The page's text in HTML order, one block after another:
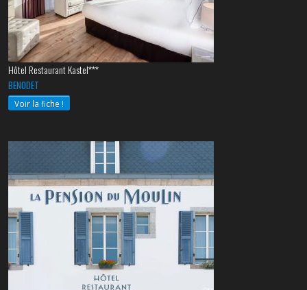
Hôtel Restaurant Kastel***
BENODET
Voir la fiche !